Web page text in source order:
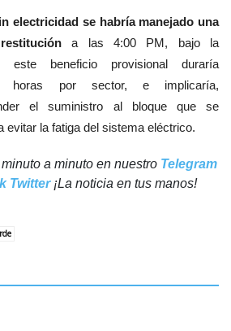
electricidad se habría manejado una
a las 4:00 PM, bajo la
beneficio provisional duraría
2 horas por sector, e implicaría,
el suministro al bloque que se
evitar la fatiga del sistema eléctrico.
a minuto en nuestro Telegram
Twitter¡La noticia en tus manos!